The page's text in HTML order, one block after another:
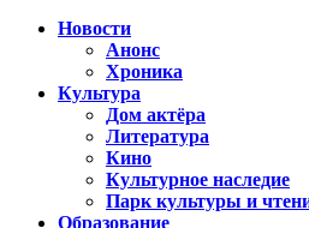
Новости
Анонс
Хроника
Культура
Дом актёра
Литература
Кино
Культурное наследие
Парк культуры и
Образование